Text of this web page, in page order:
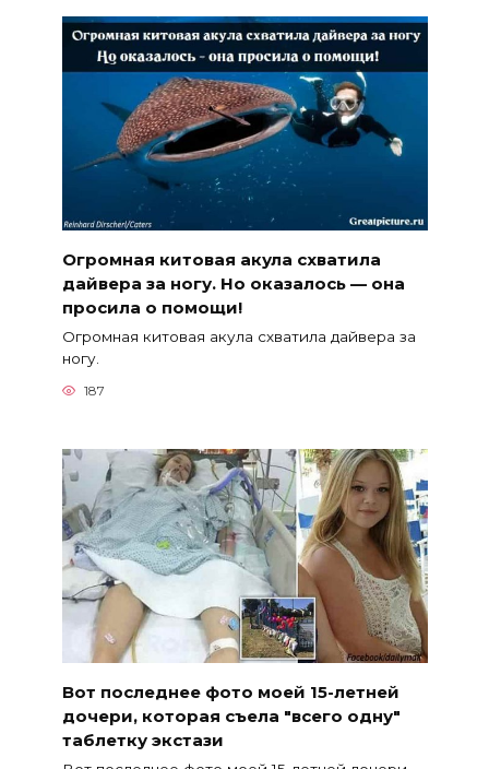
Огромная китовая акула схватила
дайвера за ногу. Но оказалось — она
просила о помощи!
Огромная китовая акула схватила дайвера за
ногу.
187
Вот последнее фото моей 15-летней
дочери, которая съела ″всего одну″
таблетку экстази